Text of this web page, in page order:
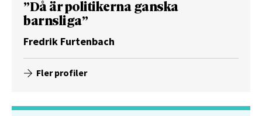
”Då är politikerna ganska
barnsliga”
Fredrik Furtenbach
Fler profiler